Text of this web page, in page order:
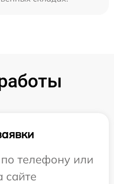
телефону или
сайте